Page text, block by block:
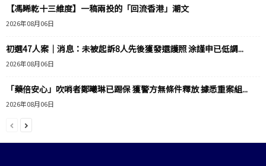
【馮睎乾十三維度】一稿兩投的「回流香港」潮文
2026年08月06日
初選47人案｜消息：未被起訴8人先後獲發還護照 涂謹申已低調...
2026年08月06日
「藥倍安心」吹哨者鄭曦琳已踢保 獲警方無條件釋放 據悉重案組...
2026年08月06日